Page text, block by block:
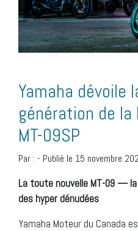
Yamaha dévoile
génération de la
MT-09SP
Par : - Publié le 15 novembre
La toute nouvelle MT-09 —
des hyper dénudées
Yamaha Moteur du Canada